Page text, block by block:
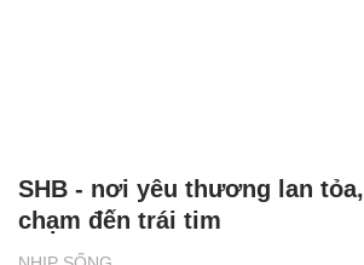
SHB - nơi yêu thương lan
chạm đến trái tim